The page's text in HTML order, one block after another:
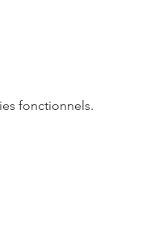
fonctionnels.